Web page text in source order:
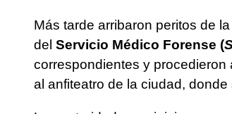
Más tarde arribaron peritos de la
del Servicio Médico Forense (
correspondientes y
al anfiteatro de la ciudad,